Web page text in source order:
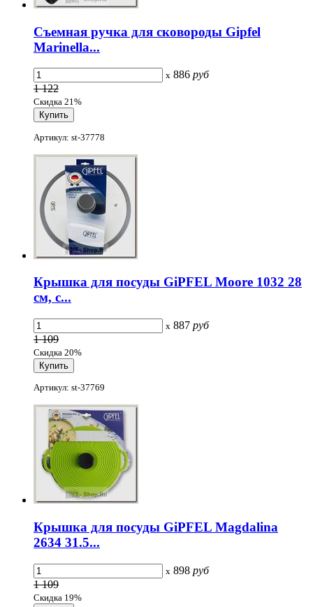
Съемная ручка для сковороды Gipfel
Marinella...
x 886 руб
1 122
Скидка 21%
Артикул: st-37778
Крышка для посуды GiPFEL Moore 1032 28
см, с...
x 887 руб
1 109
Скидка 20%
Артикул: st-37769
Крышка для посуды GiPFEL Magdalina
2634 31.5...
x 898 руб
1 109
Скидка 19%